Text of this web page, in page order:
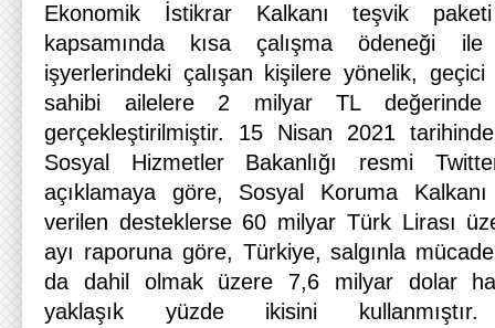
Ekonomik İstikrar Kalkanı teşvik paketi
kapsamında kısa çalışma ödeneği
işyerlerindeki çalışan kişilere yönelik,
sahibi ailelere 2 milyar TL değerinde
gerçekleştirilmiştir. 15 Nisan 2021
Sosyal Hizmetler Bakanlığı resmi
açıklamaya göre, Sosyal Koruma Kalkanı
verilen desteklerse 60 milyar Türk Lirası
ayı raporuna göre, Türkiye, salgınla
da dahil olmak üzere 7,6 milyar dolar
yaklaşık yüzde ikisini